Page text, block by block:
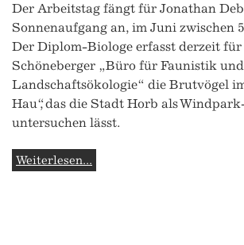
Der Arbeitstag fängt für Jonathan
Sonnenaufgang an, im Juni zwischen
Der Diplom-Biologe erfasst derzeit für
Schöneberger „Büro für Faunistik und
Landschaftsökologie“ die Brutvögel
Hau“, das die Stadt Horb als
untersuchen lässt.
Weiterlesen...